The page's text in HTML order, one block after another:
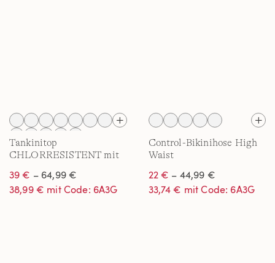
Tankinitop
CHLORRESISTENT mit
39 € – 64,99 €
38,99 € mit Code: 6A3G
Control-Bikinihose High
Waist
Damen
22 € – 44,99 €
33,74 € mit Code: 6A3G